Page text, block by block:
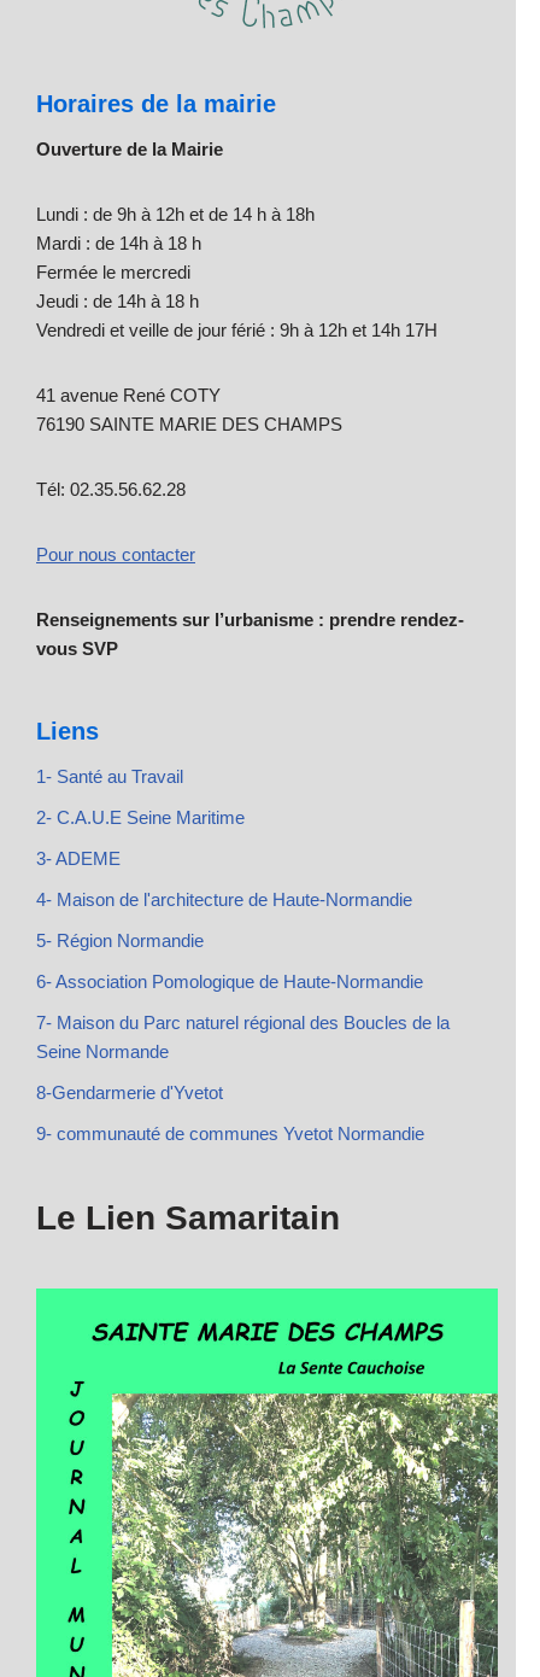
Horaires de la mairie
Ouverture de la Mairie
Lundi : de 9h à 12h et de 14 h à 18h
Mardi : de 14h à 18 h
Fermée le mercredi
Jeudi : de 14h à 18 h
Vendredi et veille de jour férié : 9h à 12h et 14h 17H
41 avenue René COTY
76190 SAINTE MARIE DES CHAMPS
Tél: 02.35.56.62.28
Pour nous contacter
Renseignements sur l’urbanisme : prendre rendez-
vous SVP
Liens
1- Santé au Travail
2- C.A.U.E Seine Maritime
3- ADEME
4- Maison de l'architecture de Haute-Normandie
5- Région Normandie
6- Association Pomologique de Haute-Normandie
7- Maison du Parc naturel régional des Boucles de la
Seine Normande
8-Gendarmerie d'Yvetot
9- communauté de communes Yvetot Normandie
Le Lien Samaritain